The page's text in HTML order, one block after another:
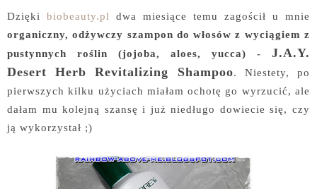
Dzięki biobeauty.pl
dwa miesiące temu zagościł u mnie
organiczny, odżywczy szampon do włosów z wyciągiem z
pustynnych roślin (jojoba, aloes, yucca) - J.A.Y.
Desert Herb Revitalizing Shampoo. Niestety, po
pierwszych kilku użyciach miałam ochotę go wyrzucić, ale
dałam mu kolejną szansę i już niedługo dowiecie się, czy
ją wykorzystał ;)